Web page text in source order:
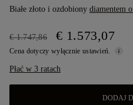
Białe złoto i ozdobiony diamentem
€ 1.747,86 € 1.573,07
Cena dotyczy wyłącznie ustawień.
Płać w 3 ratach
DODAJ